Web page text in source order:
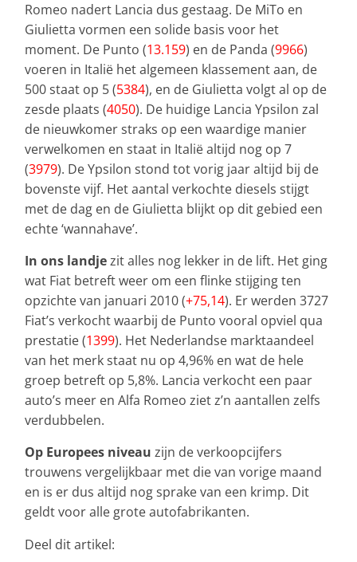
Romeo nadert Lancia dus gestaag. De MiTo en
Giulietta vormen een solide basis voor het
moment. De Punto (13.159) en de Panda (9966)
voeren in Italië het algemeen klassement aan, de
500 staat op 5 (5384), en de Giulietta volgt al op de
zesde plaats (4050). De huidige Lancia Ypsilon zal
de nieuwkomer straks op een waardige manier
verwelkomen en staat in Italië altijd nog op 7
(3979). De Ypsilon stond tot vorig jaar altijd bij de
bovenste vijf. Het aantal verkochte diesels stijgt
met de dag en de Giulietta blijkt op dit gebied een
echte ‘wannahave’.
In ons landjezit alles nog lekker in de lift. Het ging
wat Fiat betreft weer om een flinke stijging ten
opzichte van januari 2010 (+75,14). Er werden 3727
Fiat’s verkocht waarbij de Punto vooral opviel qua
prestatie (1399). Het Nederlandse marktaandeel
van het merk staat nu op 4,96% en wat de hele
groep betreft op 5,8%. Lancia verkocht een paar
auto’s meer en Alfa Romeo ziet z’n aantallen zelfs
verdubbelen.
Op Europees niveau zijn de verkoopcijfers
trouwens vergelijkbaar met die van vorige maand
en is er dus altijd nog sprake van een krimp. Dit
geldt voor alle grote autofabrikanten.
Deel dit artikel: